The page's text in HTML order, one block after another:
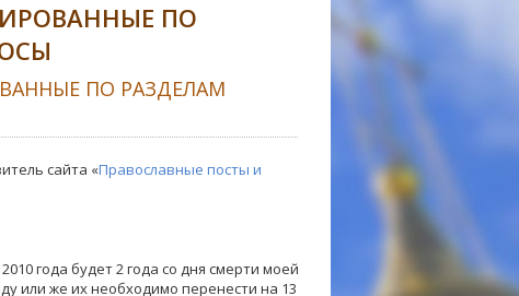
ПО
ПО РАЗДЕЛАМ
сайта «Православные посты и
года будет 2 года со дня смерти моей
или же их необходимо перенести на 13